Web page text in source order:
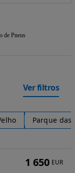
de Pneus
Ver filtros
Parque das
1 650 EUR